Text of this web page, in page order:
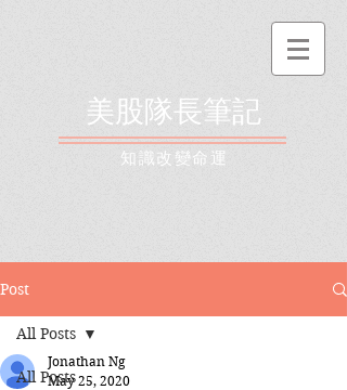
美股隊長筆記
​知識改變命運
Post
All Posts
All Posts
Jonathan Ng
May 25, 2020